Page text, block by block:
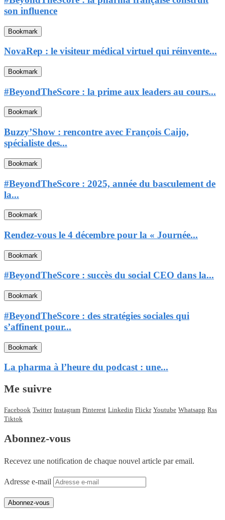
son influence
Bookmark
NovaRep : le visiteur médical virtuel qui réinvente...
Bookmark
#BeyondTheScore : la prime aux leaders au cours...
Bookmark
Buzzy’Show : rencontre avec François Caijo,
spécialiste des...
Bookmark
#BeyondTheScore : 2025, année du basculement de
la...
Bookmark
Rendez-vous le 4 décembre pour la « Journée...
Bookmark
#BeyondTheScore : succès du social CEO dans la...
Bookmark
#BeyondTheScore : des stratégies sociales qui
s’affinent pour...
Bookmark
La pharma à l’heure du podcast : une...
Me suivre
Facebook Twitter Instagram Pinterest Linkedin Flickr Youtube Whatsapp Rss
Tiktok
Abonnez-vous
Recevez une notification de chaque nouvel article par email.
Adresse e-mail
Abonnez-vous